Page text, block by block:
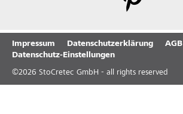
Impressum Datenschutzerklärung
AGB
Datenschutz-Einstellungen
©2026 StoCretec GmbH - all rights reserved